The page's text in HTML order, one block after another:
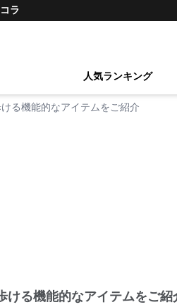
ラ
人気ランキング
る機能的なアイテムをご紹介
ける機能的なアイテムをご紹